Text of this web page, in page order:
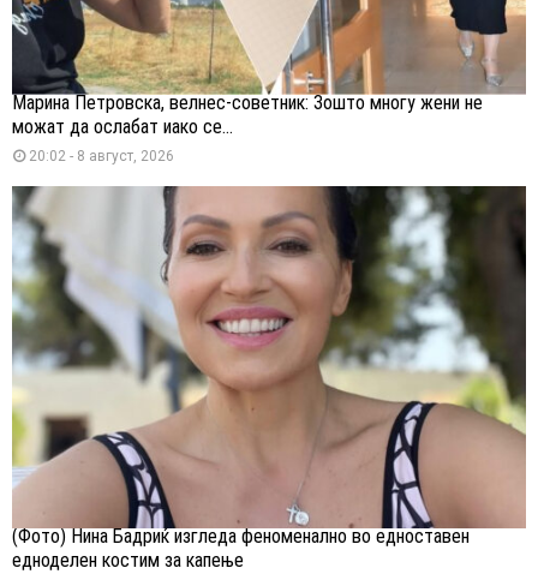
Марина Петровска, велнес-советник: Зошто многу жени не
можат да ослабат иако се...
20:02 - 8 август, 2026
(Фото) Нина Бадриќ изгледа феноменално во едноставен
едноделен костим за капење